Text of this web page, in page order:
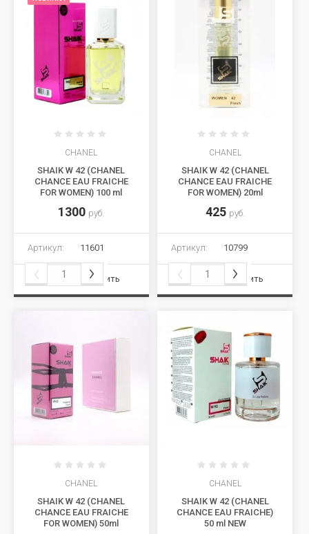
CHANEL
SHAIK W 42 (CHANEL
CHANCE EAU FRAICHE
FOR WOMEN) 100 ml
1300 руб.
Артикул: 11601
Сравнить
CHANEL
SHAIK W 42 (CHANEL
CHANCE EAU FRAICHE
FOR WOMEN) 20ml
425 руб.
Артикул: 10799
Сравнить
CHANEL
SHAIK W 42 (CHANEL
CHANCE EAU FRAICHE
FOR WOMEN) 50ml
CHANEL
SHAIK W 42 (CHANEL
CHANCE EAU FRAICHE)
50 ml NEW